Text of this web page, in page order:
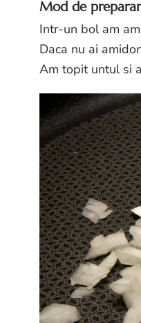
Mod de
Intr-un bol am
Daca nu ai
Am topit untul si